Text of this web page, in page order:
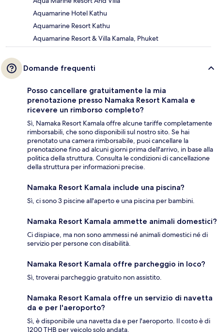
Aquamarine Hotel Kathu
Aquamarine Resort Kathu
Aquamarine Resort & Villa Kamala, Phuket
Domande frequenti
Posso cancellare gratuitamente la mia
prenotazione presso Namaka Resort Kamala e
ricevere un rimborso completo?
Sì, Namaka Resort Kamala offre alcune tariffe completamente
rimborsabili, che sono disponibili sul nostro sito. Se hai
prenotato una camera rimborsabile, puoi cancellare la
prenotazione fino ad alcuni giorni prima dell'arrivo, in base alla
politica della struttura. Consulta le condizioni di cancellazione
della struttura per informazioni precise.
Namaka Resort Kamala include una piscina?
Sì, ci sono 3 piscine all'aperto e una piscina per bambini.
Namaka Resort Kamala ammette animali domestici?
Ci dispiace, ma non sono ammessi né animali domestici né di
servizio per persone con disabilità.
Namaka Resort Kamala offre parcheggio in loco?
Sì, troverai parcheggio gratuito non assistito.
Namaka Resort Kamala offre un servizio di navetta
da e per l'aeroporto?
Sì, è disponibile una navetta da e per l'aeroporto. Il costo è di
1200 THB per veicolo solo andata.